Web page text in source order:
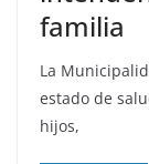
familia
La
estado de
hijos,